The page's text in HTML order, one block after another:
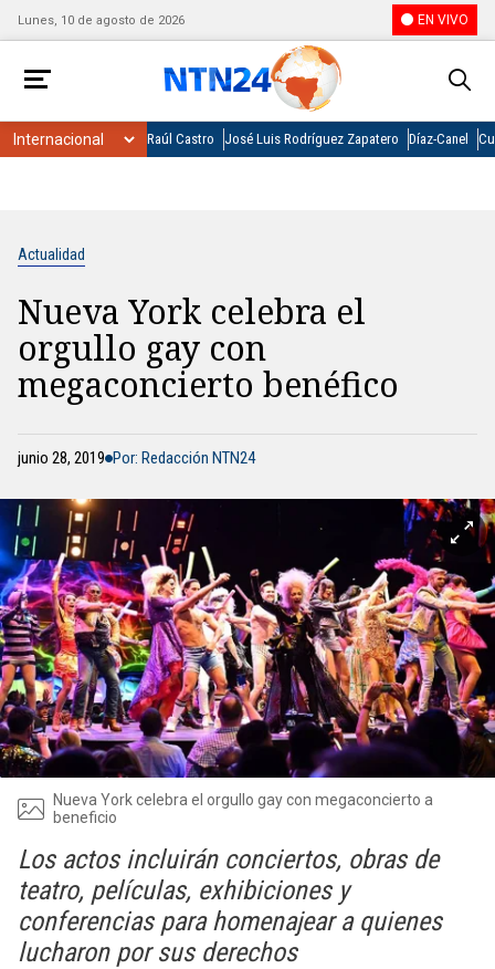
Lunes, 10 de agosto de 2026 EN VIVO
Raúl Castro José Luis Rodríguez Zapatero Díaz-Canel
Actualidad
Nueva York celebra el
orgullo gay con
megaconcierto benéfico
junio 28, 2019 Por: Redacción NTN24
Nueva York celebra el orgullo gay con megaconcierto a
beneficio
Los actos incluirán conciertos, obras de
teatro, películas, exhibiciones y
conferencias para homenajear a quienes
lucharon por sus derechos